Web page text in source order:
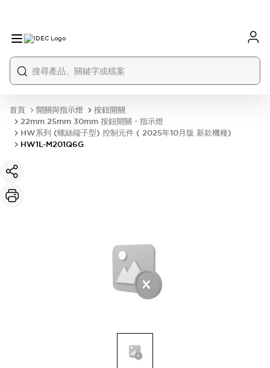
首頁 開關與指示燈
按鈕開關
22mm 25mm 30mm 按鈕開關・指示燈
HW系列 (螺絲端子型) 控制元件 ( 2025年10月版 新款機種)
HW1L-M201Q6G